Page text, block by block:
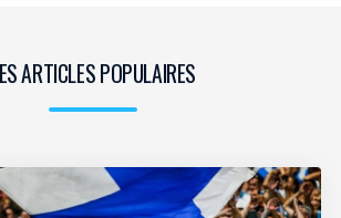
ARTICLES POPULAIRES